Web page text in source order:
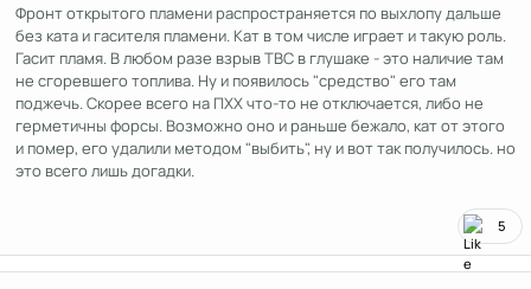
Фронт открытого пламени распространяется по выхлопу дальше
без ката и гасителя пламени. Кат в том числе играет и такую роль.
Гасит пламя. В любом разе взрыв ТВС в глушаке - это наличие там
не сгоревшего топлива. Ну и появилось "средство" его там
поджечь. Скорее всего на ПХХ что-то не отключается, либо не
герметичны форсы. Возможно оно и раньше бежало, кат от этого
и помер, его удалили методом "выбить", ну и вот так получилось. но
это всего лишь догадки.
5